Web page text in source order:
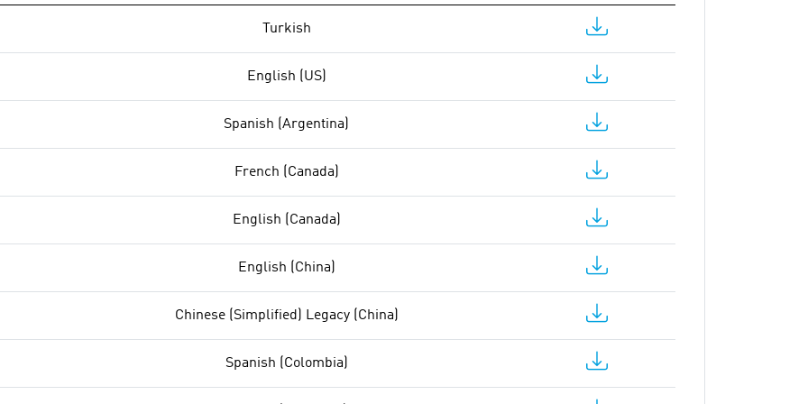
Turkish
English (US)
Spanish (Argentina)
French (Canada)
English (Canada)
English (China)
Chinese (Simplified) Legacy (China)
Spanish (Colombia)